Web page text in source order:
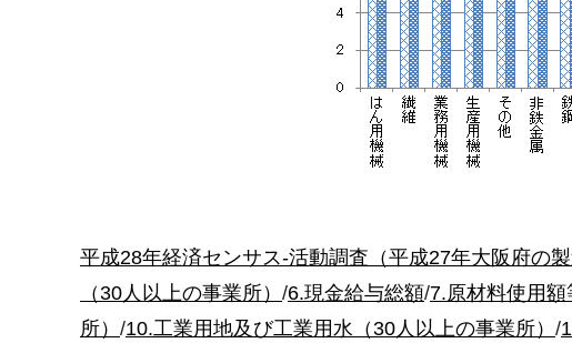
平成28年経済センサス-活動調査（平成27年大阪府の製
（30人以上の事業所） /6.現金給与総額/7.原材料使用額
所） /10.工業用地及び工業用水（30人以上の事業所） /